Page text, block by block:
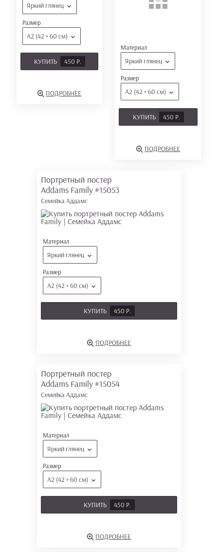
Яркий глянец
Размер
А2 (42 × 60 см)
КУПИТЬ 450 Р.
ПОДРОБНЕЕ
Материал
Яркий глянец
Размер
А2 (42 × 60 см)
КУПИТЬ 450 Р.
ПОДРОБНЕЕ
Портретный постер
Addams Family #15053
Семейка Аддамс
Материал
Яркий глянец
Размер
А2 (42 × 60 см)
КУПИТЬ 450 Р.
ПОДРОБНЕЕ
Портретный постер
Addams Family #15054
Семейка Аддамс
Материал
Яркий глянец
Размер
А2 (42 × 60 см)
КУПИТЬ 450 Р.
ПОДРОБНЕЕ